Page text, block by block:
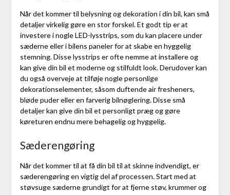
Når det kommer til belysning og dekoration i din bil, kan små
detaljer virkelig gøre en stor forskel. Et godt tip er at
investere i nogle LED-lysstrips, som du kan placere under
sæderne eller i bilens paneler for at skabe en hyggelig
stemning. Disse lysstrips er ofte nemme at installere og
kan give din bil et moderne og stilfuldt look. Derudover kan
du også overveje at tilføje nogle personlige
dekorationselementer, såsom duftende air fresheners,
bløde puder eller en farverig bilnøglering. Disse små
detaljer kan give din bil et personligt præg og gøre
køreturen endnu mere behagelig og hyggelig.
Sæderengøring
Når det kommer til at få din bil til at skinne indvendigt, er
sæderengøring en vigtig del af processen. Start med at
støvsuge sæderne grundigt for at fjerne støv, krummer og